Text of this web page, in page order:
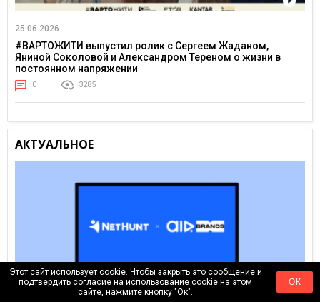
25.06.2026
#ВАРТОЖИТИ выпустил ролик с Сергеем Жаданом,
Яниной Соколовой и Александром Тереном о жизни в
постоянном напряжении
0 3285
АКТУАЛЬНОЕ
Этот сайт использует cookie. Чтобы закрыть это сообщение и
подтвердить согласие наиспользование cookie на этом
сайте, нажмите кнопку "Ок".
ОК